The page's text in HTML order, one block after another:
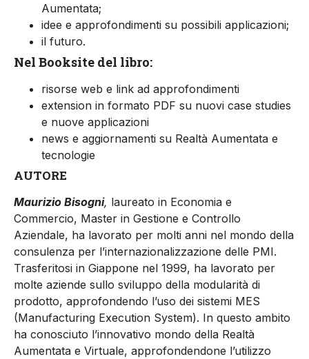
Aumentata;
idee e approfondimenti su possibili applicazioni;
il futuro.
Nel Booksite del libro:
risorse web e link ad approfondimenti
extension in formato PDF su nuovi case studies
e nuove applicazioni
news e aggiornamenti su Realtà Aumentata e
tecnologie
AUTORE
Maurizio Bisogni, laureato in Economia e
Commercio, Master in Gestione e Controllo
Aziendale, ha lavorato per molti anni nel mondo della
consulenza per l’internazionalizzazione delle PMI.
Trasferitosi in Giappone nel 1999, ha lavorato per
molte aziende sullo sviluppo della modularità di
prodotto, approfondendo l’uso dei sistemi MES
(Manufacturing Execution System). In questo ambito
ha conosciuto l’innovativo mondo della Realtà
Aumentata e Virtuale, approfondendone l’utilizzo